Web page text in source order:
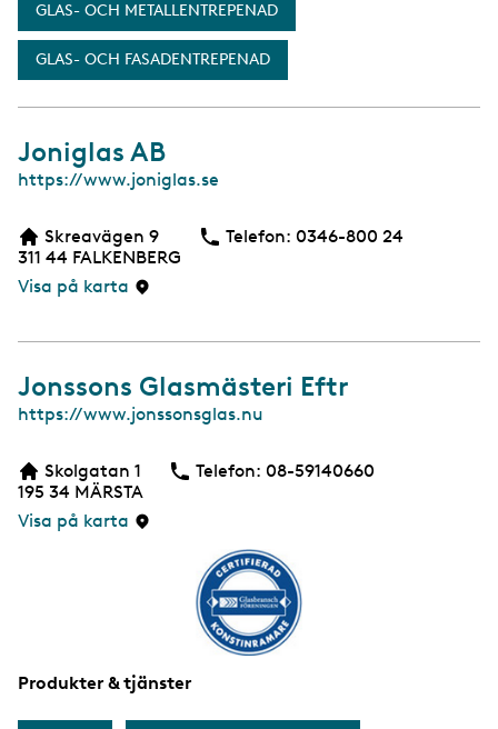
GLAS- OCH METALLENTREPENAD
GLAS- OCH FASADENTREPENAD
Joniglas AB
W
b
s
i
https://www.joniglas.se
Skreavägen 9
311 44 FALKENBERG
Visa på karta
Telefon: Telefon
0346-800 24
Jonssons Glasmästeri Eftr
W
b
s
i
https://www.jonssonsglas.nu
Skolgatan 1
195 34 MÄRSTA
Visa på karta
Telefon: Telefon
08-59140660
Produkter & tjänster